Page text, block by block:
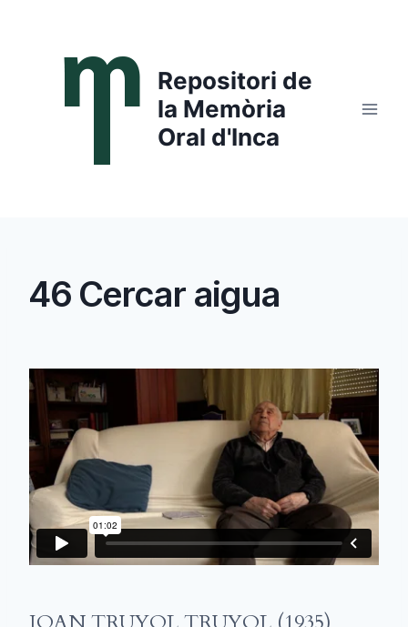
contenido
Repositori de
la Memòria
Oral d'Inca
46 Cercar aigua